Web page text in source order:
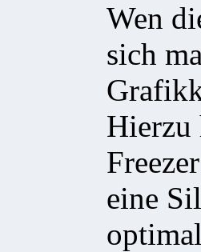
Wen
sich
Hierzu
eine